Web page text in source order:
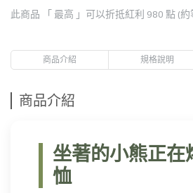
此商品 「 最高 」可以折抵紅利 980 點 (約
商品介紹 規格說明
商品介紹
坐著的小熊正在
恤